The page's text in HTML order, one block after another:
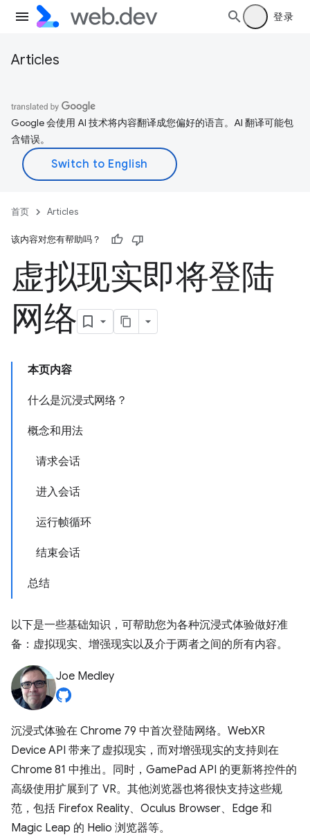
登录
Articles
Google 会使用 AI 技术将内容翻译成您偏好的语言。AI 翻译可能包
含错误。
首页 Articles
该内容对您有帮助吗？
虚拟现实即将登陆
网络
本页内容
什么是沉浸式网络？
概念和用法
请求会话
进入会话
运行帧循环
结束会话
总结
以下是一些基础知识，可帮助您为各种沉浸式体验做好准
备：虚拟现实、增强现实以及介于两者之间的所有内容。
Joe Medley
沉浸式体验在 Chrome 79 中首次登陆网络。WebXR
Device API 带来了虚拟现实，而对增强现实的支持则在
Chrome 81 中推出。同时，GamePad API 的更新将控件的
高级使用扩展到了 VR。其他浏览器也将很快支持这些规
范，包括 Firefox Reality、Oculus Browser、Edge 和
Magic Leap 的 Helio 浏览器等。